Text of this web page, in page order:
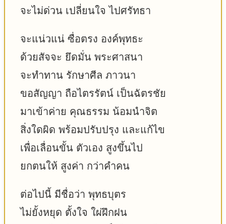
จะไม่ด่วน เปลี่ยนใจ ไปศรัทธา
จะแน่วแน่ ซื่อตรง องค์พุทธะ
ด้วยสัจจะ ยึดมั่น พระศาสนา
จะทำทาน รักษาศีล ภาวนา
ขอสัญญา ถือไตรรัตน์ เป็นฉัตรชัย
มาเข้าค่าย คุณธรรม น้อมนำจิต
สิ่งใดผิด พร้อมปรับปรุง และแก้ไข
เพื่อเลื่อนขั้น ตัวเอง สูงขึ้นไป
ยกตนให้ สูงค่า กว่าคำคน
ต่อไปนี้ มีชื่อว่า พุทธบุตร
ไม่ยั้งหยุด ตั้งใจ ใผ่ฝึกฝน